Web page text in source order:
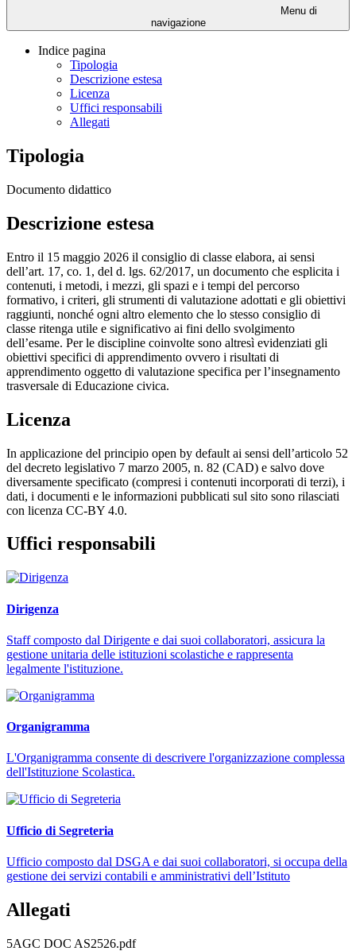
Menu di
navigazione
Indice pagina
Tipologia
Descrizione estesa
Licenza
Uffici responsabili
Allegati
Tipologia
Documento didattico
Descrizione estesa
Entro il 15 maggio 2026 il consiglio di classe elabora, ai sensi
dell’art. 17, co. 1, del d. lgs. 62/2017, un documento che esplicita i
contenuti, i metodi, i mezzi, gli spazi e i tempi del percorso
formativo, i criteri, gli strumenti di valutazione adottati e gli obiettivi
raggiunti, nonché ogni altro elemento che lo stesso consiglio di
classe ritenga utile e significativo ai fini dello svolgimento
dell’esame. Per le discipline coinvolte sono altresì evidenziati gli
obiettivi specifici di apprendimento ovvero i risultati di
apprendimento oggetto di valutazione specifica per l’insegnamento
trasversale di Educazione civica.
Licenza
In applicazione del principio open by default ai sensi dell’articolo 52
del decreto legislativo 7 marzo 2005, n. 82 (CAD) e salvo dove
diversamente specificato (compresi i contenuti incorporati di terzi), i
dati, i documenti e le informazioni pubblicati sul sito sono rilasciati
con licenza CC-BY 4.0.
Uffici responsabili
Dirigenza
Staff composto dal Dirigente e dai suoi collaboratori, assicura la
gestione unitaria delle istituzioni scolastiche e rappresenta
legalmente l'istituzione.
Organigramma
L'Organigramma consente di descrivere l'organizzazione complessa
dell'Istituzione Scolastica.
Ufficio di Segreteria
Ufficio composto dal DSGA e dai suoi collaboratori, si occupa della
gestione dei servizi contabili e amministrativi dell’Istituto
Allegati
5AGC DOC AS2526.pdf